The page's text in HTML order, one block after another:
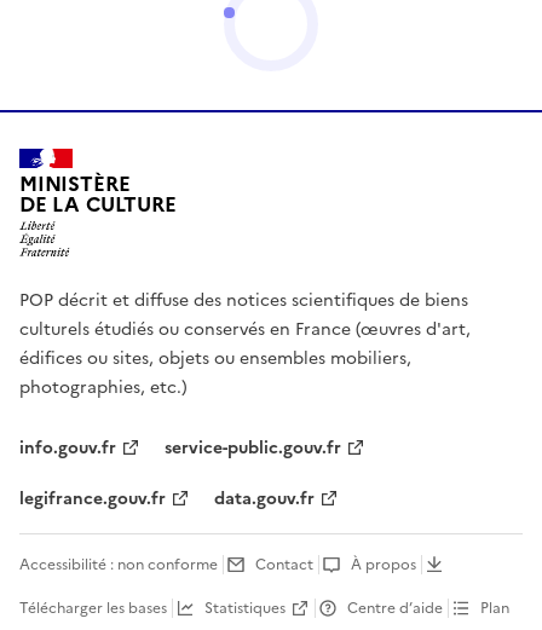
MINISTÈRE
DE LA CULTURE
POP décrit et diffuse des notices scientifiques de biens
culturels étudiés ou conservés en France (œuvres d'art,
édifices ou sites, objets ou ensembles mobiliers,
photographies, etc.)
info.gouv.fr
service-public.gouv.fr
legifrance.gouv.fr
data.gouv.fr
Accessibilité : non conforme Contact
À propos
Télécharger les bases
Statistiques Centre d’aide Plan